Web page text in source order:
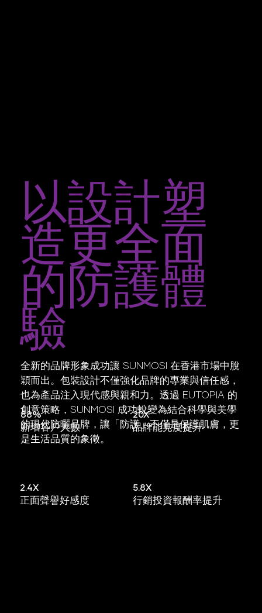
以設計塑
造更全面
的防護體
驗
全新的品牌形象成功讓 SUNMOSI 在香港市場中脫
穎而出。包裝設計不僅強化品牌的專業與信任感，
也為產品注入現代感與親和力。透過 EUTOPIA 的
創意策略，SUNMOSI 成功蛻變為結合科學與美學
的現代防曬品牌，讓「防護」不僅是保護肌膚，更
是生活品質的象徵。
88%
新增客戶人數
20X
品牌能見度提升
2.4X
正面聲譽好感度
5.8X
行銷投資報酬率提升